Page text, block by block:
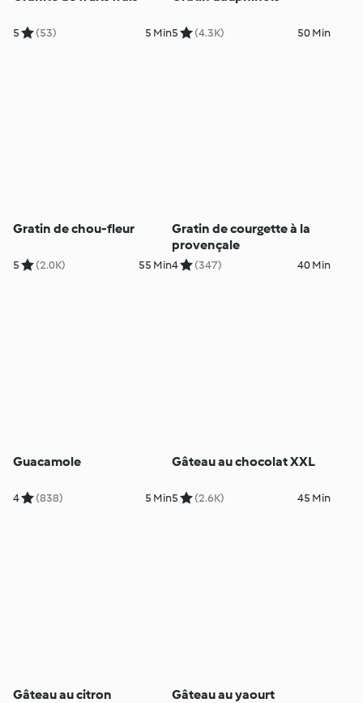
5 (53) 5 Min5 (4.3K) 50 Min
Gratin de chou-fleur
5 (2.0K) 55 Min
Gratin de courgette à la
provençale
4 (347) 40 Min
Guacamole
4 (838) 5 Min
Gâteau au chocolat XXL
5 (2.6K) 45 Min
Gâteau au citron Gâteau au yaourt